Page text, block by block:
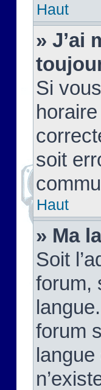
Haut
» J’ai
Si
horaire
soit
Haut
» Ma
Soit
forum,
forum